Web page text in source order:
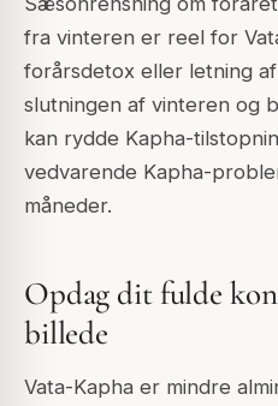
fra vinteren er reel for
forårsdetox eller letning
slutningen af vinteren og
kan rydde Kapha-
vedvarende Kapha-
måneder.
Opdag dit fulde
billede
Vata-Kapha er mindre